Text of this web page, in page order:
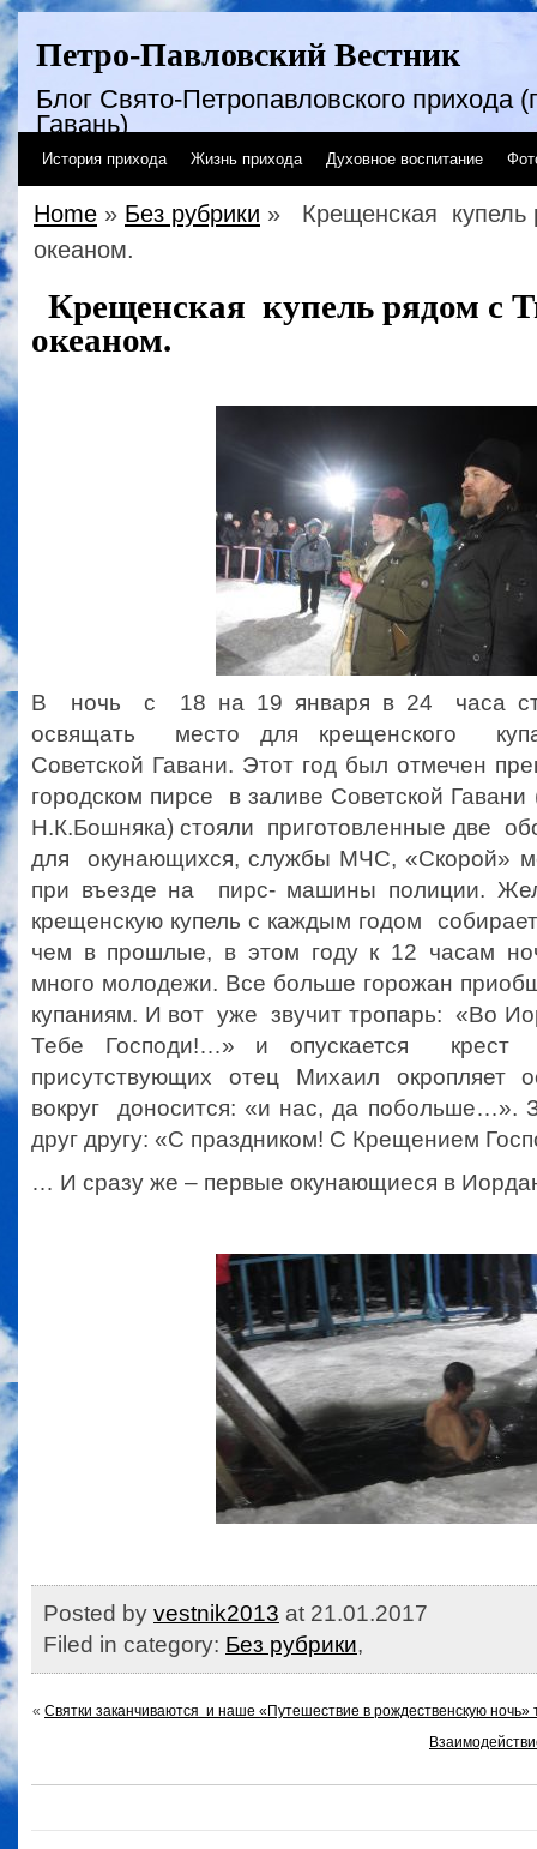
Петро-Павловский Вестник
Блог Свято-Петропавловского прихода
Гавань)
История прихода Жизнь прихода Духовное воспитание
Home » Без рубрики » Крещенская купель
океаном.
Крещенская купель рядом с
океаном.
В ночь с 18 на 19 января в 24 часа
освящать место для крещенского
Советской Гавани. Этот год был отмечен
городском пирсе в заливе Советской Гавани
Н.К.Бошняка) стояли приготовленные две
для окунающихся, службы МЧС, «Скорой»
при въезде на пирс- машины полиции.
крещенскую купель с каждым годом
чем в прошлые, в этом году к 12 часам
много молодежи. Все больше горожан
купаниям. И вот уже звучит тропарь: «Во
Тебе Господи!…» и опускается
присутствующих отец Михаил окропляет
вокруг доносится: «и нас, да побольше…».
друг другу: «С праздником! С Крещением
… И сразу же – первые окунающиеся в
Posted by vestnik2013 at 21.01.2017
Filed in category: Без рубрики,
« Святки заканчиваются и наше «Путешествие в рождественскую ночь»